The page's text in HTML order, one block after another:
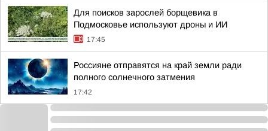
Для поисков зарослей борщевика в
Подмосковье используют дроны и ИИ
17:45
Россияне отправятся на край земли ради
полного солнечного затмения
17:42